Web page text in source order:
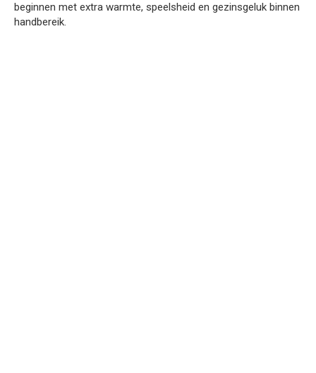
beginnen met extra warmte, speelsheid en gezinsgeluk binnen
handbereik.